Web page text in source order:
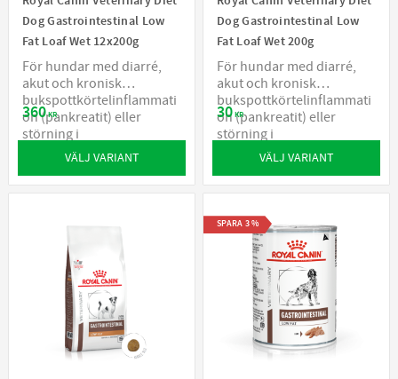
Dog Gastrointestinal Low
Fat Loaf Wet 12x200g
För hundar med diarré,
akut och kronisk
bukspottkörtelinflammati
on (pankreatit) eller
störning i
fettomsättningen
360KR
VÄLJ VARIANT
Dog Gastrointestinal Low
Fat Loaf Wet 200g
För hundar med diarré,
akut och kronisk
bukspottkörtelinflammati
on (pankreatit) eller
störning i
fettomsättningen
30KR
VÄLJ VARIANT
SPARA 3%